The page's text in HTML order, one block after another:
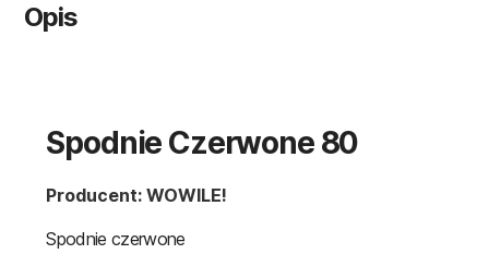
Opis
Spodnie Czerwone 80
Producent: WOWILE!
Spodnie czerwone